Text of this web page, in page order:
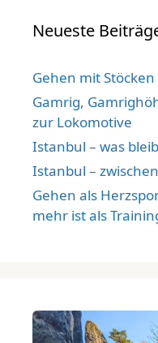
Neueste
Gehen mit
Gamrig,
zur Lokomotive
Istanbul – was
Istanbul –
Gehen als
mehr ist als